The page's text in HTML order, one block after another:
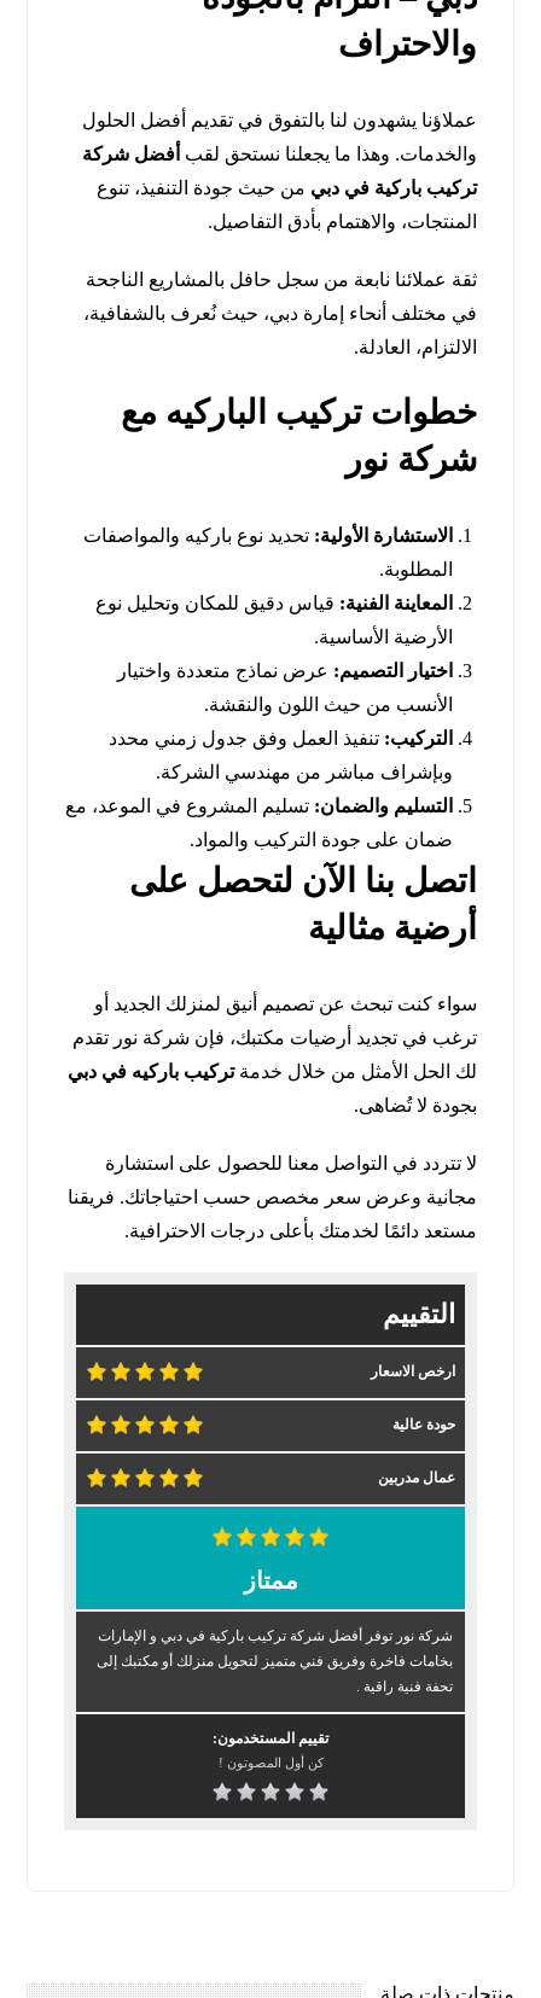
والاحتراف
عملاؤنا يشهدون لنا بالتفوق في تقديم أفضل الحلول
والخدمات. وهذا ما يجعلنا نستحق لقب أفضل شركة
تركيب باركية في دبي من حيث جودة التنفيذ، تنوع
المنتجات، والاهتمام بأدق التفاصيل.
ثقة عملائنا نابعة من سجل حافل بالمشاريع الناجحة
في مختلف أنحاء إمارة دبي، حيث نُعرف بالشفافية،
الالتزام، العادلة.
خطوات تركيب الباركيه مع
شركة نور
الاستشارة الأولية: تحديد نوع باركيه والمواصفات
المطلوبة.
المعاينة الفنية: قياس دقيق للمكان وتحليل نوع
الأرضية الأساسية.
اختيار التصميم: عرض نماذج متعددة واختيار
الأنسب من حيث اللون والنقشة.
التركيب: تنفيذ العمل وفق جدول زمني محدد
وبإشراف مباشر من مهندسي الشركة.
التسليم والضمان: تسليم المشروع في الموعد، مع
ضمان على جودة التركيب والمواد.
اتصل بنا الآن لتحصل على
أرضية مثالية
سواء كنت تبحث عن تصميم أنيق لمنزلك الجديد أو
ترغب في تجديد أرضيات مكتبك، فإن شركة نور تقدم
لك الحل الأمثل من خلال خدمةتركيب باركيه في دبي
بجودة لا تُضاهى.
لا تتردد في التواصل معنا للحصول على استشارة
مجانية وعرض سعر مخصص حسب احتياجاتك. فريقنا
مستعد دائمًا لخدمتك بأعلى درجات الاحترافية.
التقييم
ارخص الاسعار
حودة عالية
عمال مدربين
ممتاز
شركة نور توفر أفضل شركة تركيب باركية في دبي و الإمارات
بخامات فاخرة وفريق فني متميز لتحويل منزلك أو مكتبك إلى
تحفة فنية راقية .
تقييم المستخدمون:
كن أول المصوتون !
منتجات ذات صلة